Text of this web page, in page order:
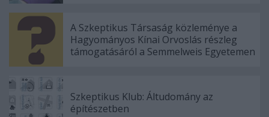
A Szkeptikus Társaság közleménye a
Hagyományos Kínai Orvoslás részleg
támogatásáról a Semmelweis Egyetemen
Szkeptikus Klub: Áltudomány az
építészetben